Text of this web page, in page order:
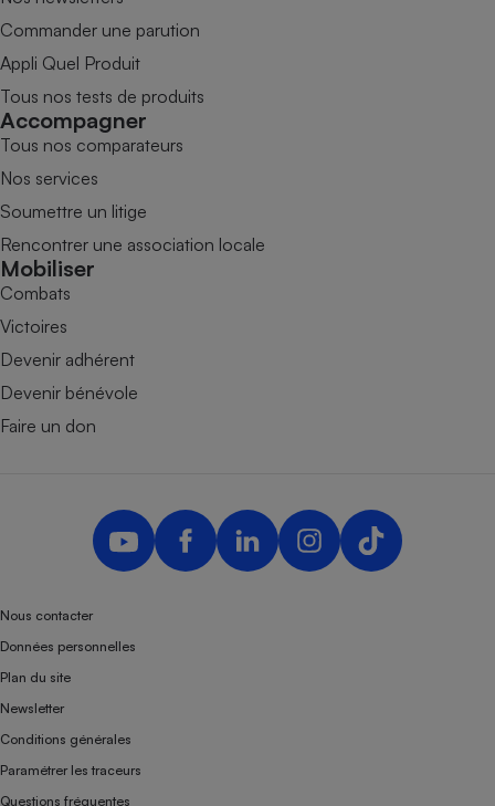
Commander une parution
Appli Quel Produit
Tous nos tests de produits
Accompagner
Tous nos comparateurs
Nos services
Soumettre un litige
Rencontrer une association locale
Mobiliser
Combats
Victoires
Devenir adhérent
Devenir bénévole
Faire un don
Nous contacter
Données personnelles
Plan du site
Newsletter
Conditions générales
Paramétrer les traceurs
Questions fréquentes